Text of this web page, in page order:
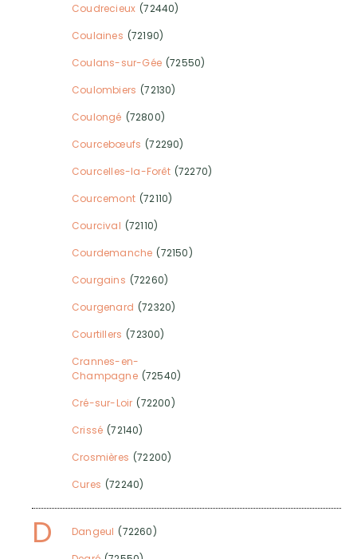
Coudrecieux (72440)
Coulaines (72190)
Coulans-sur-Gée (72550)
Coulombiers (72130)
Coulongé (72800)
Courcebœufs (72290)
Courcelles-la-Forêt (72270)
Courcemont (72110)
Courcival (72110)
Courdemanche (72150)
Courgains (72260)
Courgenard (72320)
Courtillers (72300)
Crannes-en-
Champagne (72540)
Cré-sur-Loir (72200)
Crissé (72140)
Crosmières (72200)
Cures (72240)
D Dangeul (72260)